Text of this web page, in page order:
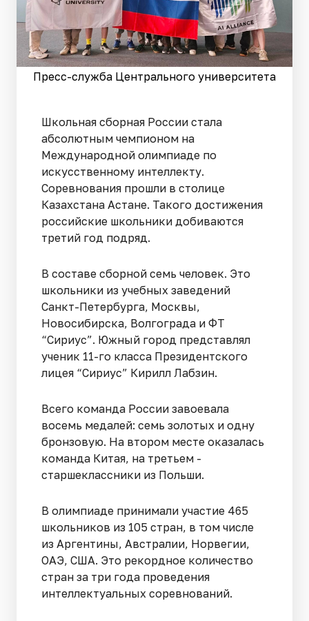
Пресс-служба Центрального университета
Школьная сборная России стала
абсолютным чемпионом на
Международной олимпиаде по
искусственному интеллекту.
Соревнования прошли в столице
Казахстана Астане. Такого достижения
российские школьники добиваются
третий год подряд.
В составе сборной семь человек. Это
школьники из учебных заведений
Санкт-Петербурга, Москвы,
Новосибирска, Волгограда и ФТ
“Сириус”. Южный город представлял
ученик 11-го класса Президентского
лицея “Сириус” Кирилл Лабзин.
Всего команда России завоевала
восемь медалей: семь золотых и одну
бронзовую. На втором месте оказалась
команда Китая, на третьем -
старшеклассники из Польши.
В олимпиаде принимали участие 465
школьников из 105 стран, в том числе
из Аргентины, Австралии, Норвегии,
ОАЭ, США. Это рекордное количество
стран за три года проведения
интеллектуальных соревнований.